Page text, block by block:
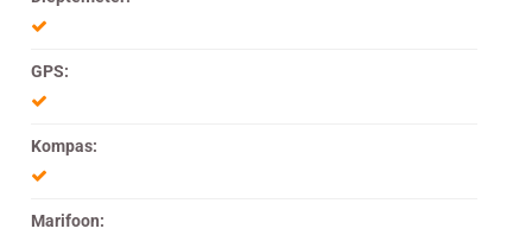
GPS:
Kompas:
Marifoon: